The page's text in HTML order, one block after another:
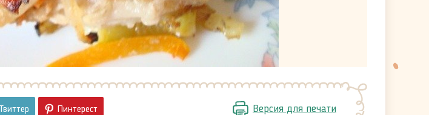
Твиттер Пинтерест Версия для печати